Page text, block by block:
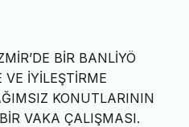
BİR BANLİYÖ
İYİLEŞTİRME
KONUTLARININ
VAKA ÇALIŞMASI.